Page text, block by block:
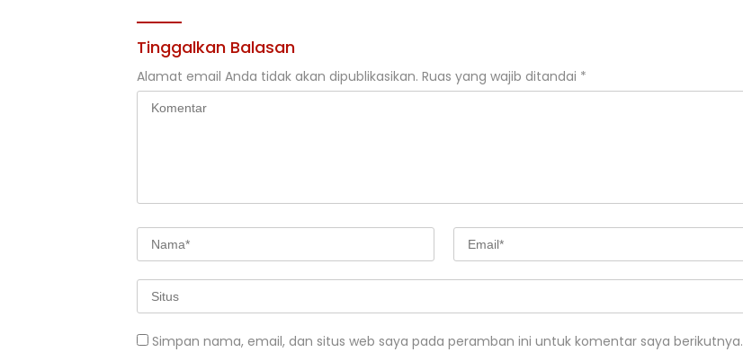
Tinggalkan Balasan
Alamat email Anda tidak akan dipublikasikan. Ruas yang wajib ditandai *
Simpan nama, email, dan situs web saya pada peramban ini untuk komentar saya berikutnya.